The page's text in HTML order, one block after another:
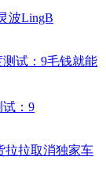
波LingB
试：9